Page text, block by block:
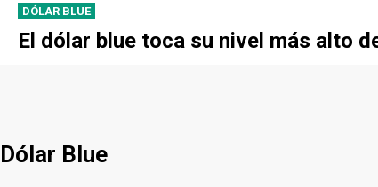
DÓLAR BLUE
El dólar blue toca su nivel más alto
Dólar Blue